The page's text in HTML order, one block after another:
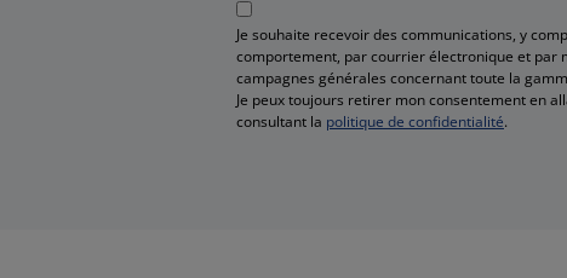
Je souhaite recevoir des communications, y
comportement, par courrier électronique et par
campagnes générales concernant toute la
Je peux toujours retirer mon consentement en
consultant la politique de confidentialité.